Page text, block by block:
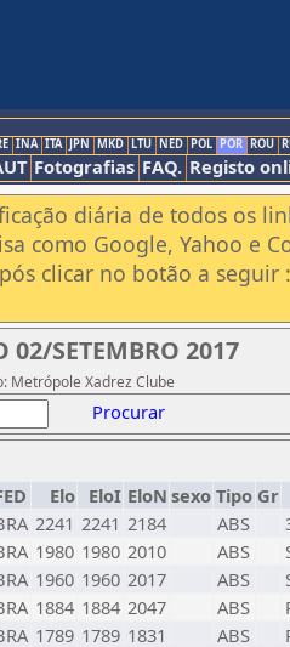
INA ITA JPN MKD LTU NED POL POR ROU
Fotografias FAQ. Registo
diária de todos os
como Google, Yahoo e
clicar no botão a seguir :
02/SETEMBRO 2017
Metrópole Xadrez Clube
Procurar
Elo EloI EloN sexo Tipo Gr
2241 2241 2184 ABS
1980 1980 2010 ABS
1960 1960 2017 ABS
1884 1884 2047 ABS
1789 1789 1831 ABS